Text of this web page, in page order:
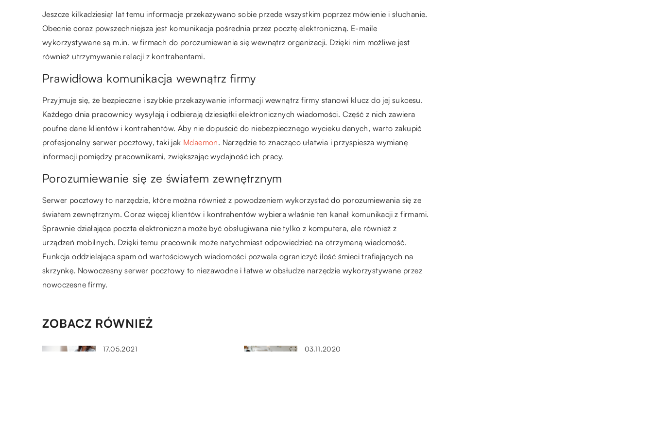
Jeszcze kilkadziesiąt lat temu informacje przekazywano sobie przede wszystkim poprzez mówienie i słuchanie.
Obecnie coraz powszechniejsza jest komunikacja pośrednia przez pocztę elektroniczną. E-maile
wykorzystywane są m.in. w firmach do porozumiewania się wewnątrz organizacji. Dzięki nim możliwe jest
również utrzymywanie relacji z kontrahentami.
Prawidłowa komunikacja wewnątrz firmy
Przyjmuje się, że bezpieczne i szybkie przekazywanie informacji wewnątrz firmy stanowi klucz do jej sukcesu.
Każdego dnia pracownicy wysyłają i odbierają dziesiątki elektronicznych wiadomości. Część z nich zawiera
poufne dane klientów i kontrahentów. Aby nie dopuścić do niebezpiecznego wycieku danych, warto zakupić
profesjonalny serwer pocztowy, taki jak Mdaemon. Narzędzie to znacząco ułatwia i przyspiesza wymianę
informacji pomiędzy pracownikami, zwiększając wydajność ich pracy.
Porozumiewanie się ze światem zewnętrznym
Serwer pocztowy to narzędzie, które można również z powodzeniem wykorzystać do porozumiewania się ze
światem zewnętrznym. Coraz więcej klientów i kontrahentów wybiera właśnie ten kanał komunikacji z firmami.
Sprawnie działająca poczta elektroniczna może być obsługiwana nie tylko z komputera, ale również z
urządzeń mobilnych. Dzięki temu pracownik może natychmiast odpowiedzieć na otrzymaną wiadomość.
Funkcja oddzielająca spam od wartościowych wiadomości pozwala ograniczyć ilość śmieci trafiających na
skrzynkę. Nowoczesny serwer pocztowy to niezawodne i łatwe w obsłudze narzędzie wykorzystywane przez
nowoczesne firmy.
ZOBACZ RÓWNIEŻ
17.05.2021 03.11.2020